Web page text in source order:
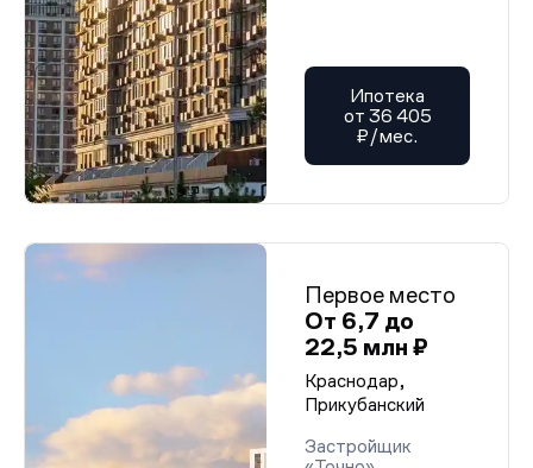
Ипотека
от 36 405
₽/мес.
Первое место
От 6,7 до
22,5 млн ₽
Краснодар,
Прикубанский
Застройщик